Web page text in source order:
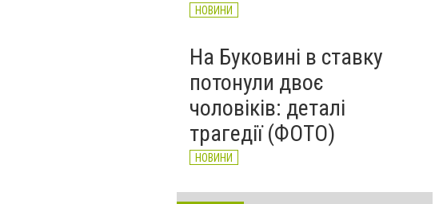
НОВИНИ
На Буковині в ставку
потонули двоє
чоловіків: деталі
трагедії (ФОТО)
НОВИНИ